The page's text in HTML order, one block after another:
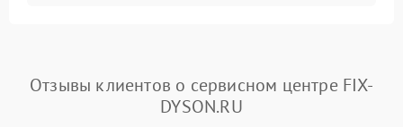
Отзывы клиентов о сервисном центре FIX-
DYSON.RU